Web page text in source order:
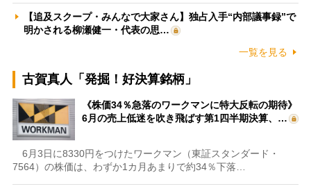
【追及スクープ・みんなで大家さん】独占入手“内部議事録”で
明かされる柳瀬健一・代表の思…
一覧を見る
古賀真人「発掘！好決算銘柄」
《株価34％急落のワークマンに特大反転の期待》
6月の売上低迷を吹き飛ばす第1四半期決算、…
6月3日に8330円をつけたワークマン（東証スタンダード・
7564）の株価は、わずか1カ月あまりで約34％下落…